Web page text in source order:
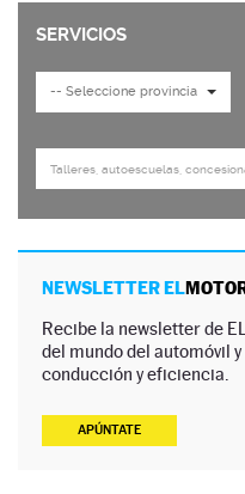
NEWSLETTER EL
Recibe la newsletter de
del mundo del automóvil
conducción y eficiencia.
APÚNTATE